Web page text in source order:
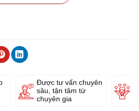
Được tư vấn chuyên
sâu, tận tâm từ
chuyên gia